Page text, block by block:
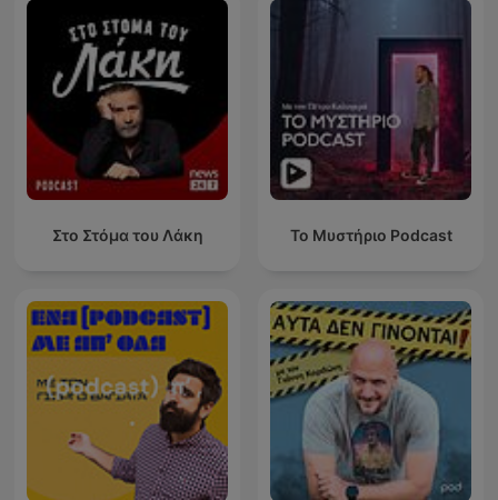
Στο Στόμα του Λάκη Το Μυστήριο Podcast